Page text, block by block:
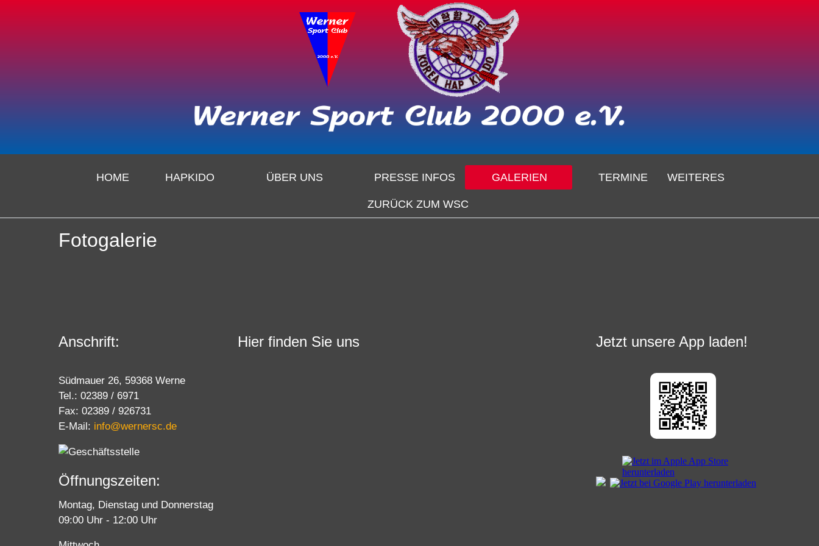
HOME HAPKIDO ÜBER UNS PRESSE INFOS GALERIEN TERMINE WEITERES
ZURÜCK ZUM WSC
Fotogalerie
Anschrift:
Südmauer 26, 59368 Werne
Tel.: 02389 / 6971
Fax: 02389 / 926731
E-Mail: info@wernersc.de
Öffnungszeiten:
Montag, Dienstag und Donnerstag
09:00 Uhr - 12:00 Uhr
Hier finden Sie uns Jetzt unsere App laden!